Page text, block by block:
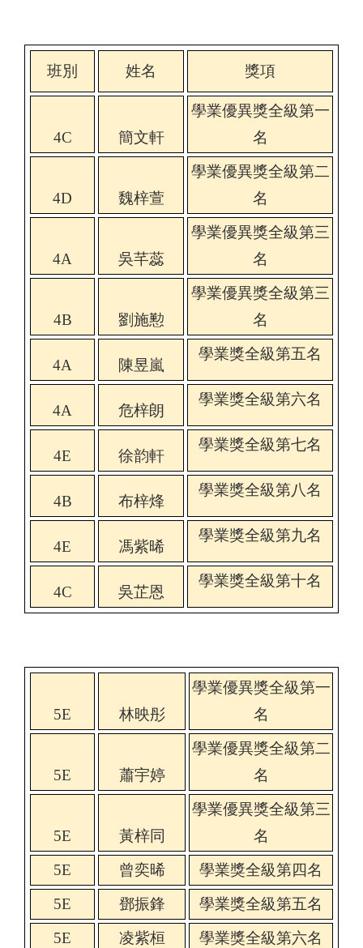
班別 姓名 獎項
4C 簡文軒
學業優異獎全級第一
名
4D 魏梓萱
學業優異獎全級第二
名
4A 吳芊蕊
學業優異獎全級第三
名
4B 劉施懃
學業優異獎全級第三
名
4A 陳昱嵐
學業獎全級第五名
4A 危梓朗
學業獎全級第六名
4E 徐韵軒
學業獎全級第七名
4B 布梓烽
學業獎全級第八名
4E 馮紫晞
學業獎全級第九名
4C 吳芷恩
學業獎全級第十名
5E 林映彤
學業優異獎全級第一
名
5E 蕭宇婷
學業優異獎全級第二
名
5E 黃梓同
學業優異獎全級第三
名
5E
曾奕晞
學業獎全級第四名
5E
鄧振鋒
學業獎全級第五名
5E
凌紫桓
學業獎全級第六名